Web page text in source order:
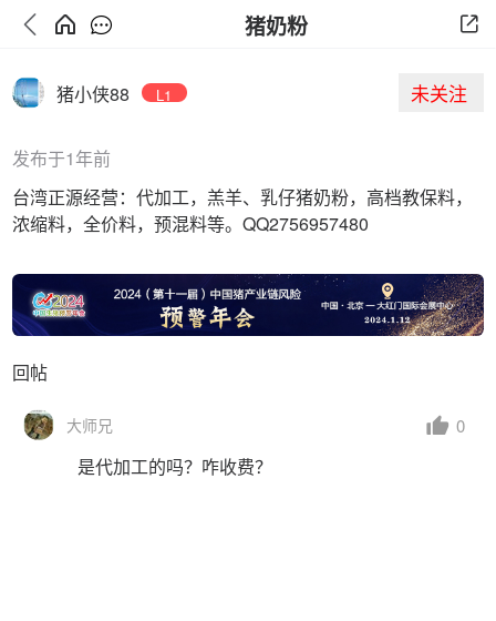
猪奶粉
猪小侠88 L1 未关注
发布于1年前
台湾正源经营：代加工，羔羊、乳仔猪奶粉，高档教保料，
浓缩料，全价料，预混料等。QQ2756957480
回帖
大师兄 0
是代加工的吗？咋收费？